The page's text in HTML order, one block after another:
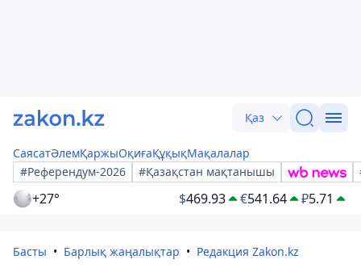
Қаз
СаясатӘлемҚаржыОқиғаҚұқықМақалалар
#Референдум-2026
#Қазақстан мақтанышы
+27° $469.93 €541.64 ₽5.71
Басты Барлық жаңалықтар Редакция Zakon.kz